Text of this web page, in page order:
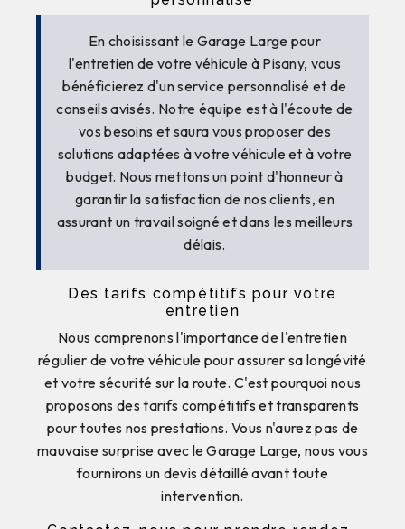
En choisissant le Garage Large pour
l'entretien de votre véhicule à Pisany, vous
bénéficierez d'un service personnalisé et de
conseils avisés. Notre équipe est à l'écoute de
vos besoins et saura vous proposer des
solutions adaptées à votre véhicule et à votre
budget. Nous mettons un point d'honneur à
garantir la satisfaction de nos clients, en
assurant un travail soigné et dans les meilleurs
délais.
Des tarifs compétitifs pour votre
entretien
Nous comprenons l'importance de l'entretien
régulier de votre véhicule pour assurer sa longévité
et votre sécurité sur la route. C'est pourquoi nous
proposons des tarifs compétitifs et transparents
pour toutes nos prestations. Vous n'aurez pas de
mauvaise surprise avec le Garage Large, nous vous
fournirons un devis détaillé avant toute
intervention.